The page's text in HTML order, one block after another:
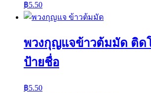
฿5.50
พวงกุญแจข้าวต้มมัด ติด
ป้ายชื่อ
฿5.50